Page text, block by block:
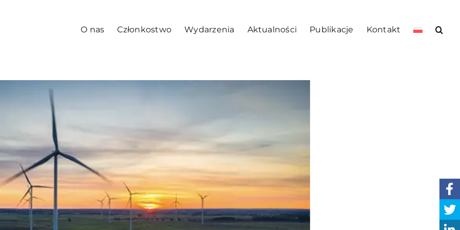
O nas Członkostwo Wydarzenia Aktualności Publikacje Kontakt